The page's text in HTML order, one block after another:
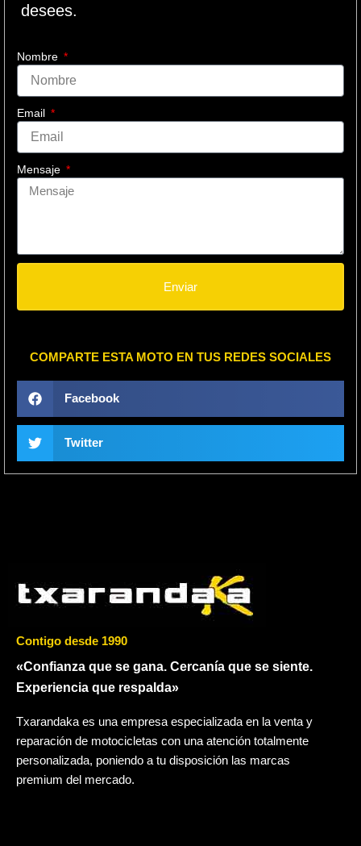
desees.
Nombre
Email
Mensaje
Enviar
COMPARTE ESTA MOTO EN TUS REDES SOCIALES
Facebook
Twitter
Contigo desde 1990
«Confianza que se gana. Cercanía que se siente.
Experiencia que respalda»
Txarandaka es una empresa especializada en la venta y
reparación de motocicletas con una atención totalmente
personalizada, poniendo a tu disposición las marcas
premium del mercado.